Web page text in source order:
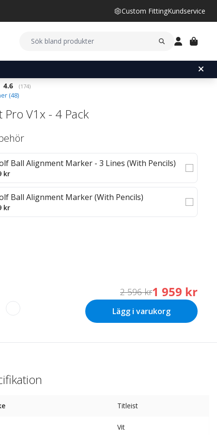
Custom FittingKundservice
Snittbetyg:
4.6 (röster:
174)
(48)
Pro V1x - 4 Pack
Ball Alignment Marker - 3 Lines (With Pencils)
kr
Ball Alignment Marker (With Pencils)
kr
2 596 kr1 959 kr
Lägg i varukorg
Titleist
Vit